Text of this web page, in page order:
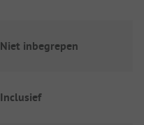
Niet inbegrepen
Inclusief